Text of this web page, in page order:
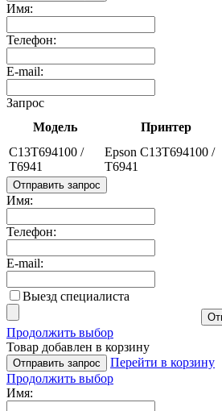
Имя:
Телефон:
E-mail:
Запрос
Модель
Принтер
C13T694100 /
T6941
Epson C13T694100 /
T6941
Отправить запрос
Имя:
Телефон:
E-mail:
Выезд специалиста
Продолжить выбор
Товар добавлен в корзину
Отправить запрос
Перейти в корзину
Продолжить выбор
Имя: